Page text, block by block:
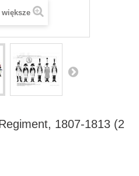
1807-1813 (2